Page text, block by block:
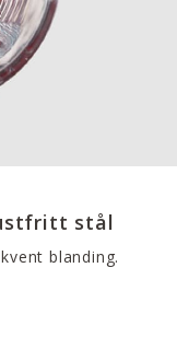
stål
blanding.